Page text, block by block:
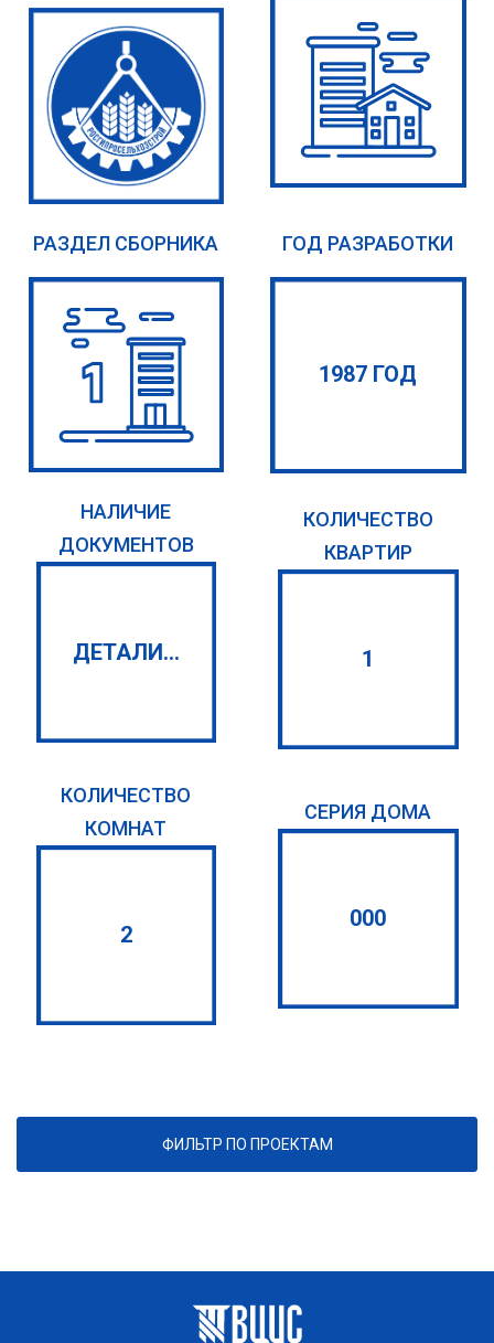
РАЗДЕЛ СБОРНИКА ГОД РАЗРАБОТКИ
1987 ГОД
НАЛИЧИЕ
ДОКУМЕНТОВ
ДЕТАЛИ...
КОЛИЧЕСТВО
КВАРТИР
1
КОЛИЧЕСТВО
КОМНАТ
2
СЕРИЯ ДОМА
000
ФИЛЬТР ПО ПРОЕКТАМ